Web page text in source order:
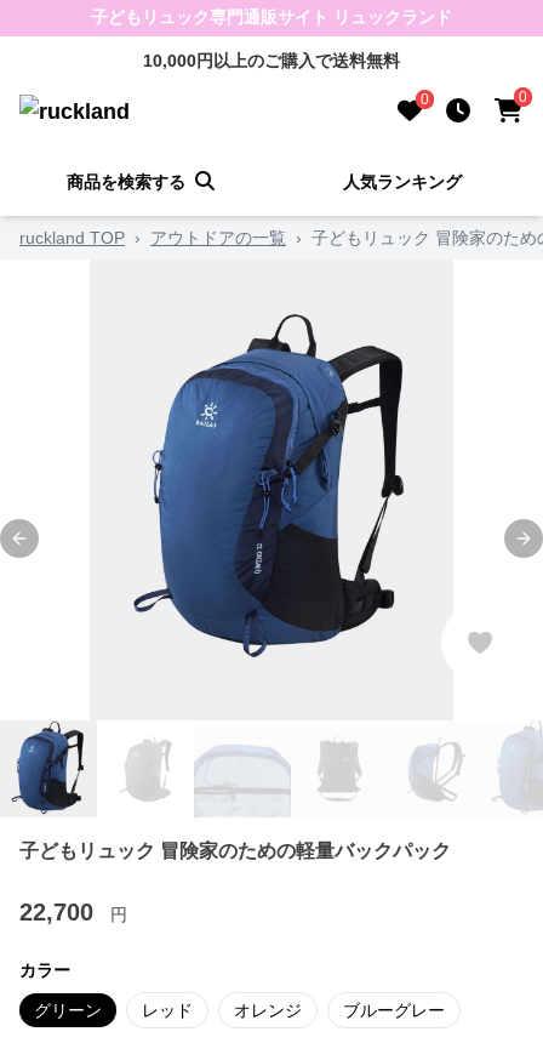
子どもリュック専門通販サイト リュックランド
10,000円以上のご購入で送料無料
0 0
商品を検索する 人気ランキング
ruckland TOP › アウトドアの一覧 › 子どもリュック 冒険家のた
Previous slide
子どもリュック 冒険家のための軽量バックパック
22,700 円
カラー
グリーン レッド オレンジ ブルーグレー